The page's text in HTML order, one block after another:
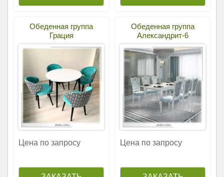
Обеденная группа
Грация
Цена по запросу
Обеденная группа
Александрит-6
Цена по запросу